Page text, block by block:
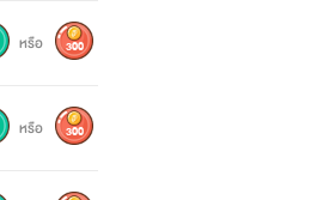
หรือ 300
หรือ 300